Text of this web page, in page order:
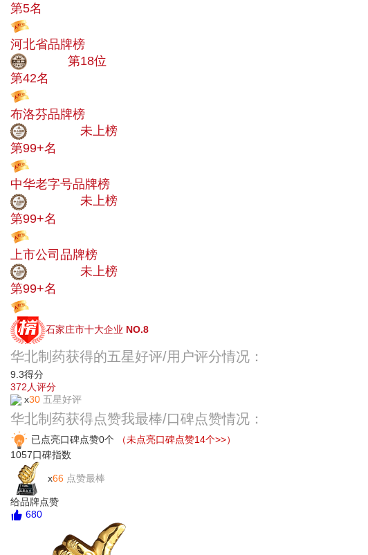
第5名
河北省品牌榜
第18位
第42名
布洛芬品牌榜
未上榜
第99+名
中华老字号品牌榜
未上榜
第99+名
上市公司品牌榜
未上榜
第99+名
石家庄市十大企业 NO.8
华北制药获得的五星好评/用户评分情况：
9.3得分
372 人评分
x30 五星好评
华北制药获得点赞我最棒/口碑点赞情况：
已点亮口碑点赞0个
（未点亮口碑点赞14个>>）
1057口碑指数
x66 点赞最棒
给品牌点赞
680